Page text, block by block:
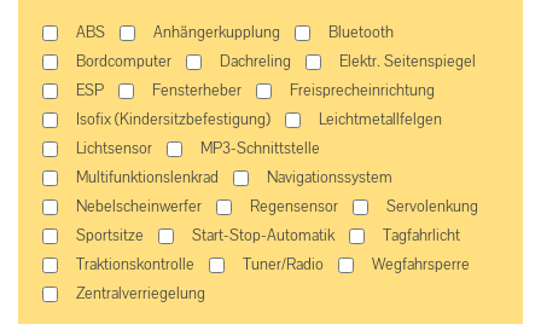
ABS Anhängerkupplung
Bluetooth
Bordcomputer
Dachreling
Elektr. Seitenspiegel
ESP
Fensterheber
Freisprecheinrichtung
Isofix (Kindersitzbefestigung)
Leichtmetallfelgen
Lichtsensor
MP3-Schnittstelle
Multifunktionslenkrad
Navigationssystem
Nebelscheinwerfer
Regensensor
Servolenkung
Sportsitze
Start-Stop-Automatik
Tagfahrlicht
Traktionskontrolle
Tuner/Radio
Wegfahrsperre
Zentralverriegelung